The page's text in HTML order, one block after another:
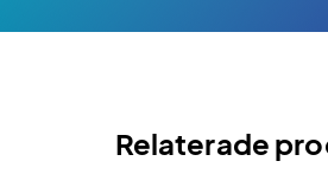
Relaterade